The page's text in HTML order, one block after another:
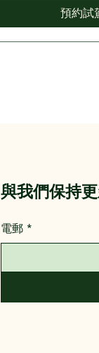
預約試
與我們保持
電郵 *